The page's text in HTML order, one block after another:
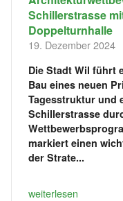
Schillerstrasse
Doppelturnhalle
19. Dezember 2024
Die Stadt Wil führt
Bau eines neuen
Tagesstruktur und
Schillerstrasse
markiert einen
der Strate...
weiterlesen